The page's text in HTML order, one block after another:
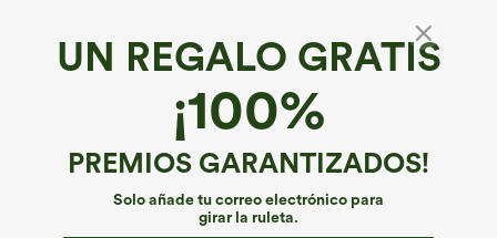
UN REGALO GRATIS
¡100%
PREMIOS GARANTIZADOS!
Solo añade tu correo electrónico para
girar la ruleta.
Pantalones casual de pana de pelo largo, talle
alto, con bolsillos, pierna recta y corte
€31,95 EUR